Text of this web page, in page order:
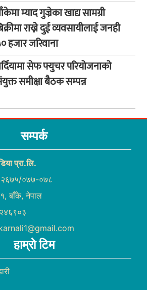
म्याद गुज्रेका खाद्य सामग्री
राख्ने दुई व्यवसायीलाई जनही
हजार जरिवाना
सेफ फ्युचर परियोजनाको
समीक्षा बैठक सम्पन्न
सम्पर्क
प्रा.लि.
२६७५/०७७-०७८
बाँके, नेपाल
हाम्राे टिम